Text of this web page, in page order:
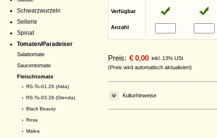
Schwarzwurzeln
Sellerie
Spinat
Tomaten/Paradeiser
Salattomate
Saucentomate
Fleischtomate
› RS-To-01.26 (Alda)
› RS-To-03.26 (Glenda)
› Black Beauty
› Rosa
› Malea
Verfügbar
Anzahl
Preis: € 0,00 inkl. 13% USt
(Preis wird automatisch aktualisiert)
Kulturhinweise